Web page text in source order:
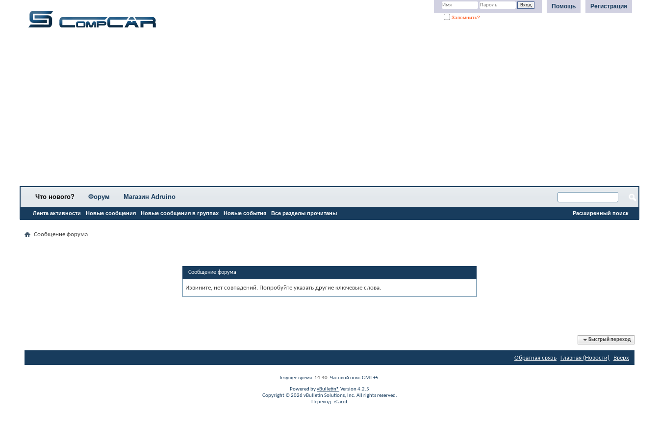
Регистрация
Помощь
Запомнить?
Что нового?
Лента активности Новые сообщения Новые сообщения в группах Новые события Все разделы прочитаны
Форум Магазин Adruino
Расширенный поиск
Сообщение форума
Сообщение форума
Извините, нет совпадений. Попробуйте указать другие ключевые слова.
Быстрый переход
Обратная связь Главная (Новости) Вверх
Текущее время: 14:40. Часовой пояс GMT +5.
Powered byvBulletin® Version 4.2.5
Copyright © 2026 vBulletin Solutions, Inc. All rights reserved.
Перевод: zCarot